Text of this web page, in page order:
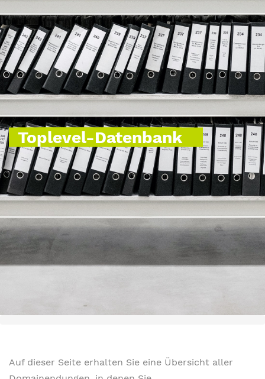
Toplevel-Datenbank
Auf dieser Seite erhalten Sie eine Übersicht aller